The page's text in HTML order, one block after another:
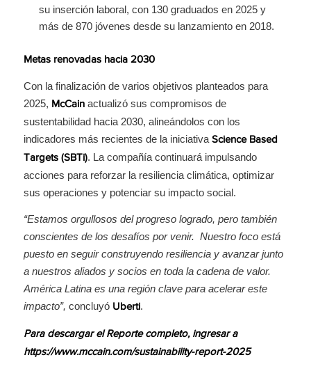
su inserción laboral, con 130 graduados en 2025 y
más de 870 jóvenes desde su lanzamiento en 2018.
Metas renovadas hacia 2030
Con la finalización de varios objetivos planteados para
2025, McCainactualizó sus compromisos de
sustentabilidad hacia 2030, alineándolos con los
indicadores más recientes de la iniciativa Science Based
Targets (SBTi). La compañía continuará impulsando
acciones para reforzar la resiliencia climática, optimizar
sus operaciones y potenciar su impacto social.
“Estamos orgullosos del progreso logrado, pero también
conscientes de los desafíos por venir. Nuestro foco está
puesto en seguir construyendo resiliencia y avanzar junto
a nuestros aliados y socios en toda la cadena de valor.
América Latina es una región clave para acelerar este
impacto”, concluyó Uberti.
Para descargar el Reporte completo, ingresar a
https://www.mccain.com/sustainability-report-2025